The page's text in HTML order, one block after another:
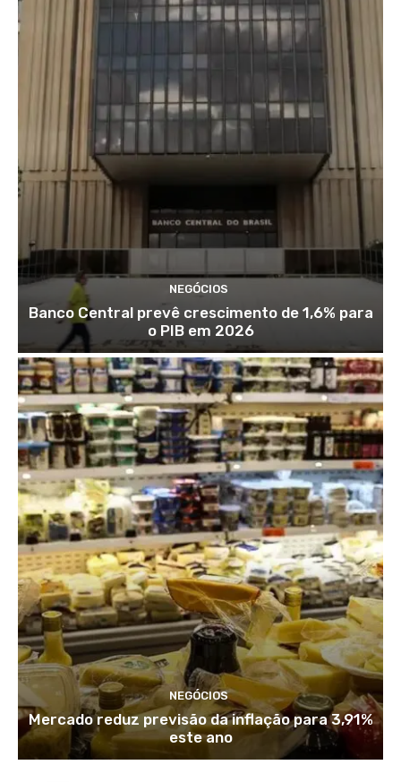
NEGÓCIOS
Banco Central prevê crescimento de 1,6% para
o PIB em 2026
NEGÓCIOS
Mercado reduz previsão da inflação para 3,91%
este ano